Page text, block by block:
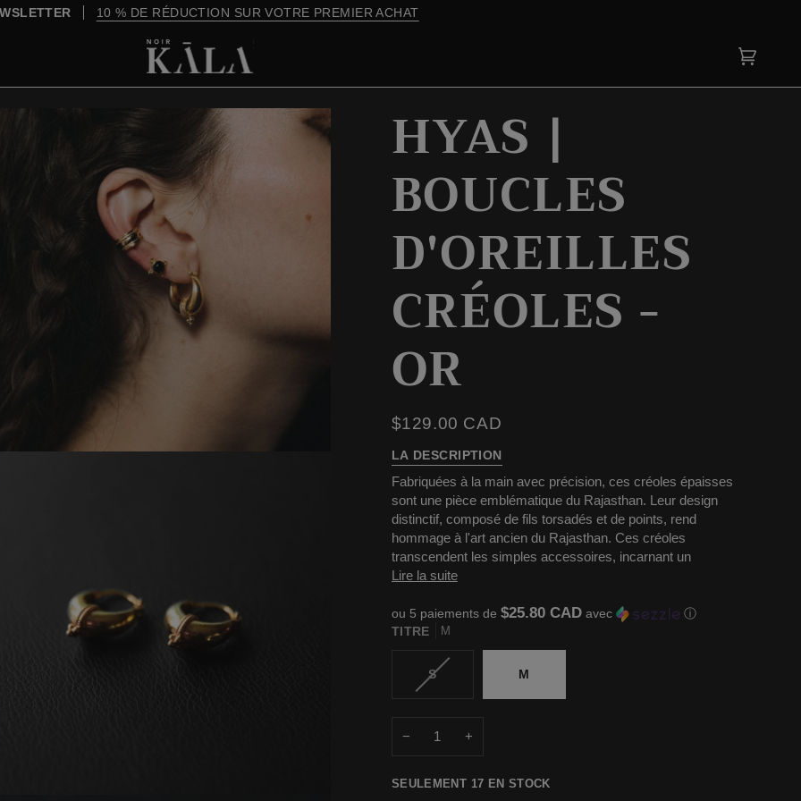
À PARTIR DE 200 $, LA LIVRAISON EST OFFERTE
Panier
HYAS |
BOUCLES
D'OREILLES
CRÉOLES -
OR
$129.00 CAD
LA DESCRIPTION
Fabriquées à la main avec précision, ces créoles épaisses
sont une pièce emblématique du Rajasthan. Leur design
distinctif, composé de fils torsadés et de points, rend
hommage à l'art ancien du Rajasthan. Ces créoles
transcendent les simples accessoires, incarnant un
Lire la suite
ou 5 paiements de $25.80 CADavec
ⓘ
TITRE
M
SVARIANTE
INDISPONIBLE
M
− +
SEULEMENT 17 EN STOCK